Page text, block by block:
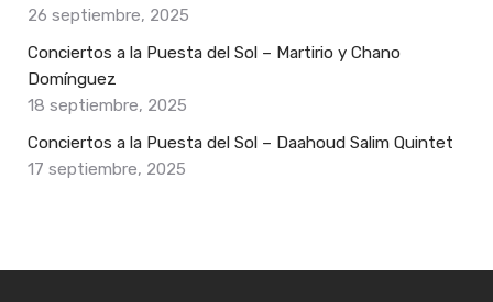
26 septiembre, 2025
Conciertos a la Puesta del Sol – Martirio y Chano
Domínguez
18 septiembre, 2025
Conciertos a la Puesta del Sol – Daahoud Salim Quintet
17 septiembre, 2025